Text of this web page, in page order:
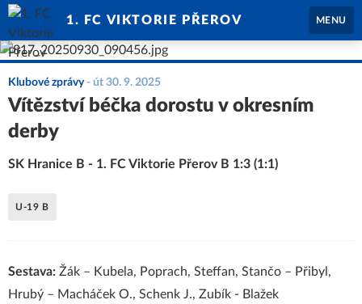
1. FC VIKTORIE PŘEROV MENU
Klubové zprávy- út 30. 9. 2025
Vítězství béčka dorostu v okresním
derby
SK Hranice B - 1. FC Viktorie Přerov B 1:3 (1:1)
U-19 B
Sestava: Žák – Kubela, Poprach, Steffan, Stančo – Přibyl,
Hrubý – Macháček O., Schenk J., Zubík - Blažek